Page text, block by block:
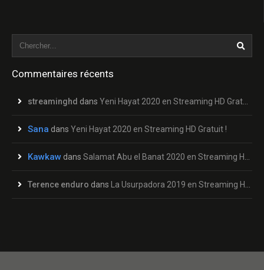
Commentaires récents
streaminghd dans Yeni Hayat 2020 en Streaming HD Gratuit !
Sana dans Yeni Hayat 2020 en Streaming HD Gratuit !
Kawkaw dans Salamat Abu el Banat 2020 en Streaming HD Gratuit !
Terence enduro dans La Usurpadora 2019 en Streaming HD Gratuit !